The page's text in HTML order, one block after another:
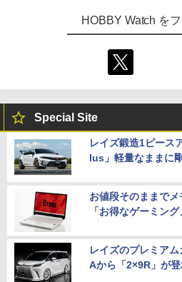
HOBBY Watch を
Special Site
レイズ鍛造1ピース
lus」軽量なままに
お値段そのままで
「お得なゲーミング
レイズのプレミア
Aから「2×9R」が登